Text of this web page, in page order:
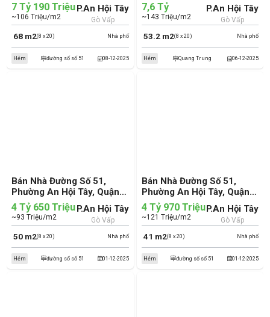
Gò Vấp (cũ)
Nhà phố
68 m2(8 x 20)
7 Tỷ 190 Triệu
~106 Triệu/m2
P.An Hội Tây
Gò Vấp
08-12-2025
Hẻm đường số số 51
Quận Gò Vấp (cũ)
Nhà phố
53.2 m2(8 x 20)
7,6 Tỷ
~143 Triệu/m2
P.An Hội Tây
Gò Vấp
06-12-2025
Hẻm Quang Trung
Bán Nhà Đường Số 51,
Phường An Hội Tây, Quận
Gò Vấp (cũ)
Nhà phố
50 m2(8 x 20)
4 Tỷ 650 Triệu
~93 Triệu/m2
P.An Hội Tây
Gò Vấp
01-12-2025
Hẻm đường số số 51
Bán Nhà Đường Số 51,
Phường An Hội Tây, Quận
Gò Vấp (cũ)
Nhà phố
41 m2(8 x 20)
4 Tỷ 970 Triệu
~121 Triệu/m2
P.An Hội Tây
Gò Vấp
01-12-2025
Hẻm đường số số 51